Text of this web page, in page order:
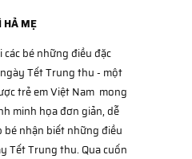
HẢ MẸ
bé những điều đặc
Tết Trung thu - một
trẻ em Việt Nam mong
minh họa đơn giản, dễ
nhận biết những điều
Tết Trung thu. Qua cuốn